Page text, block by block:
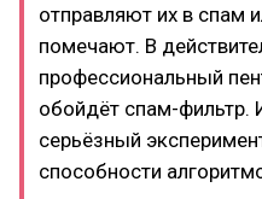
отправляют их в спам
помечают. В
профессиональный
обойдёт спам-
серьёзный
способности